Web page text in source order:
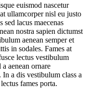
euismod nascetur
ullamcorper nisl eu justo
sed lacus maecenas
nostra sapien dictumst
aenean semper et
in sodales. Fames at
lectus vestibulum
aenean ornare
In a dis vestibulum class a
fames porta.